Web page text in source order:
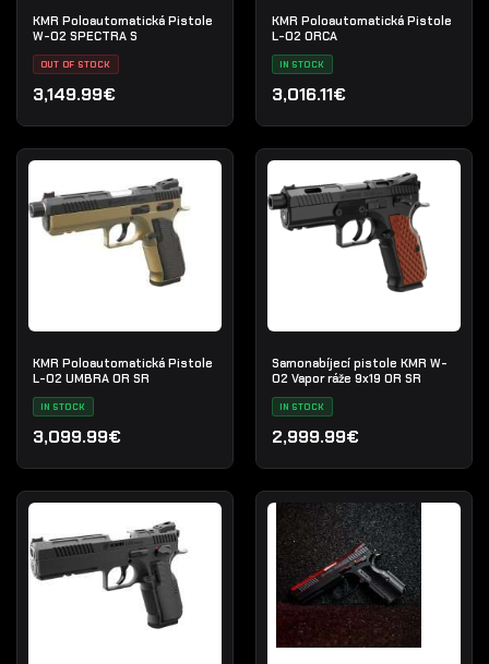
KMR Poloautomatická Pistole
W-02 SPECTRA S
OUT OF STOCK
3,149.99€
KMR Poloautomatická Pistole
L-02 ORCA
IN STOCK
3,016.11€
KMR Poloautomatická Pistole
L-02 UMBRA OR SR
IN STOCK
3,099.99€
Samonabíjecí pistole KMR W-
02 Vapor ráže 9x19 OR SR
IN STOCK
2,999.99€